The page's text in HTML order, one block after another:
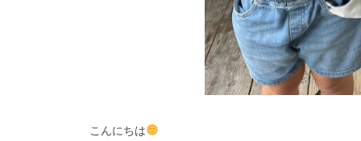
こんにちは